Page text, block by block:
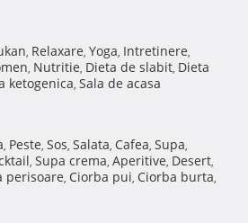
, Relaxare, Yoga, Intretinere,
, Nutritie, Dieta de slabit, Dieta
ketogenica, Sala de acasa
, Peste, Sos, Salata, Cafea, Supa,
, Supa crema, Aperitive, Desert,
perisoare, Ciorba pui, Ciorba burta,